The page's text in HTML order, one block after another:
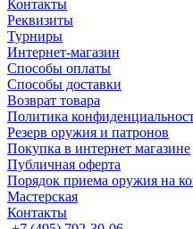
Контакты
Реквизиты
Турниры
Интернет-магазин
Способы оплаты
Способы доставки
Возврат товара
Политика
Резерв оружия и патронов
Покупка в интернет магазине
Публичная оферта
Порядок приема оружия на
Мастерская
Контакты